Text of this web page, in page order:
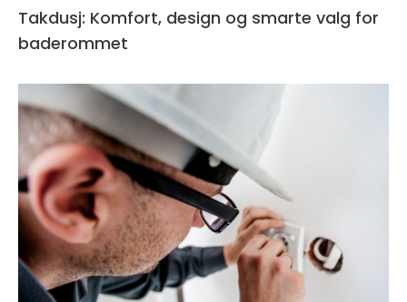
Takdusj: Komfort, design og smarte valg for
baderommet